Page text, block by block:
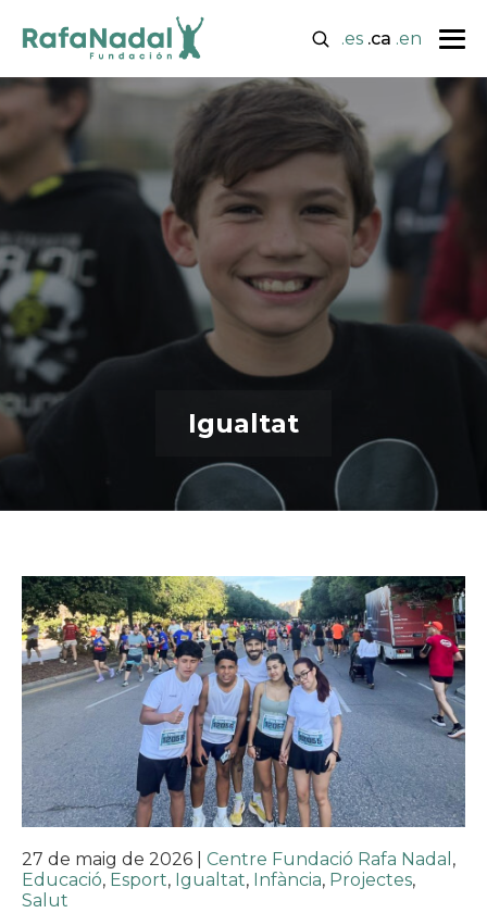
.es .ca .en
Igualtat
27 de maig de 2026 Centre Fundació Rafa Nadal ,
Educació, Esport, Igualtat, Infància, Projectes,
Salut